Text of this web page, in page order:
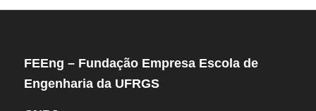
FEEng – Fundação Empresa Escola de
Engenharia da UFRGS